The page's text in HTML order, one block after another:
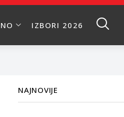
IZBORI 2026
NAJNOVIJE